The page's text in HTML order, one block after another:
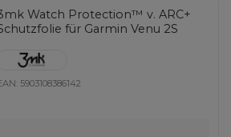
Watch Protection™ v. ARC+
für Garmin Venu 2S
5903108386142